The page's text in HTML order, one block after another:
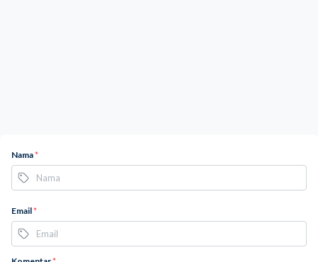
Nama*
Email*